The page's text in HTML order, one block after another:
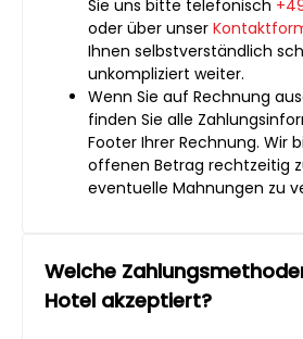
Sie uns bitte telefonisch
oder über unser
Ihnen selbstverständlich
unkompliziert weiter.
Wenn Sie auf Rechnung
finden Sie alle
Footer Ihrer Rechnung. Wir
offenen Betrag rechtzeitig
eventuelle Mahnungen zu
Welche
Hotel akzeptiert?